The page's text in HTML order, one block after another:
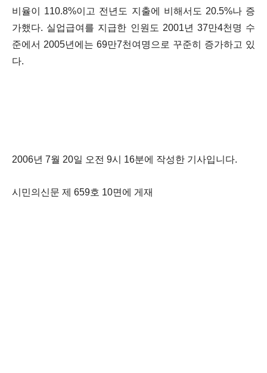
비율이 110.8%이고 전년도 지출에 비해서도 20.5%나 증
가했다. 실업급여를 지급한 인원도 2001년 37만4천명 수
준에서 2005년에는 69만7천여명으로 꾸준히 증가하고 있
다.
2006년 7월 20일 오전 9시 16분에 작성한 기사입니다.
시민의신문 제 659호 10면에 게재